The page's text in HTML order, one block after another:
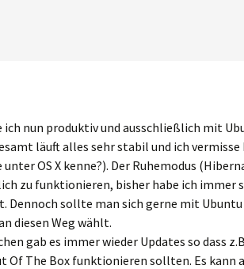
ich nun produktiv und ausschließlich mit
läuft alles sehr stabil und ich
OS X kenne?). Der Ruhemodus
zu funktionieren, bisher habe ich immer
Dennoch sollte man sich gerne mit Ubuntu
diesen Weg wählt.
gab es immer wieder Updates so dass
Of The Box funktionieren sollten. Es kann